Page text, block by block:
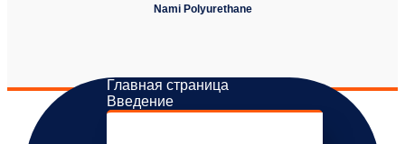
Nami Polyurethane
Главная страница
Введение